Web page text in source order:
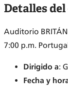
Detalles
Auditorio
7:00 p.m.
Dirigido a:
Fecha y